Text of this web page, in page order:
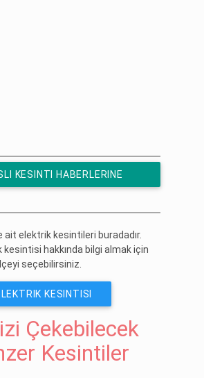
KESINTI HABERLERINE
ait elektrik kesintileri buradadır.
kesintisi hakkında bilgi almak için
seçebilirsiniz.
KESINTISI
Çekebilecek
Kesintiler